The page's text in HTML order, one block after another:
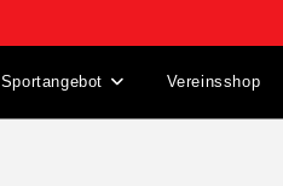
Sportangebot Vereinsshop